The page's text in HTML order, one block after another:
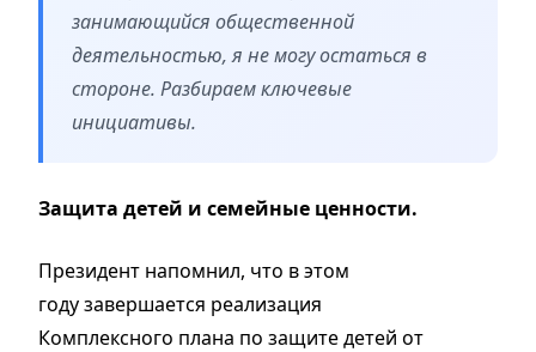
занимающийся общественной
деятельностью, я не могу остаться в
стороне. Разбираем ключевые
инициативы.
Защита детей и семейные ценности.
Президент напомнил, что в этом
году завершается реализация
Комплексного плана по защите детей от